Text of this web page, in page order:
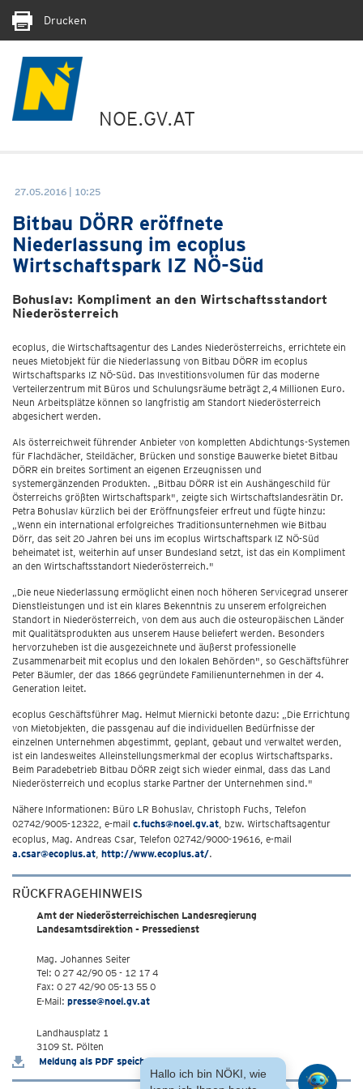
Drucken
NOE.GV.AT
27.05.2016 | 10:25
Bitbau DÖRR eröffnete
Niederlassung im ecoplus
Wirtschaftspark IZ NÖ-Süd
Bohuslav: Kompliment an den Wirtschaftsstandort
Niederösterreich
ecoplus, die Wirtschaftsagentur des Landes Niederösterreichs, errichtete ein
neues Mietobjekt für die Niederlassung von Bitbau DÖRR im ecoplus
Wirtschaftsparks IZ NÖ-Süd. Das Investitionsvolumen für das moderne
Verteilerzentrum mit Büros und Schulungsräume beträgt 2,4 Millionen Euro.
Neun Arbeitsplätze können so langfristig am Standort Niederösterreich
abgesichert werden.
Als österreichweit führender Anbieter von kompletten Abdichtungs-Systemen
für Flachdächer, Steildächer, Brücken und sonstige Bauwerke bietet Bitbau
DÖRR ein breites Sortiment an eigenen Erzeugnissen und
systemergänzenden Produkten. „Bitbau DÖRR ist ein Aushängeschild für
Österreichs größten Wirtschaftspark", zeigte sich Wirtschaftslandesrätin Dr.
Petra Bohuslav kürzlich bei der Eröffnungsfeier erfreut und fügte hinzu:
„Wenn ein international erfolgreiches Traditionsunternehmen wie Bitbau
Dörr, das seit 20 Jahren bei uns im ecoplus Wirtschaftspark IZ NÖ-Süd
beheimatet ist, weiterhin auf unser Bundesland setzt, ist das ein Kompliment
an den Wirtschaftsstandort Niederösterreich."
„Die neue Niederlassung ermöglicht einen noch höheren Servicegrad unserer
Dienstleistungen und ist ein klares Bekenntnis zu unserem erfolgreichen
Standort in Niederösterreich, von dem aus auch die osteuropäischen Länder
mit Qualitätsprodukten aus unserem Hause beliefert werden. Besonders
hervorzuheben ist die ausgezeichnete und äußerst professionelle
Zusammenarbeit mit ecoplus und den lokalen Behörden", so Geschäftsführer
Peter Bäumler, der das 1866 gegründete Familienunternehmen in der 4.
Generation leitet.
ecoplus Geschäftsführer Mag. Helmut Miernicki betonte dazu: „Die Errichtung
von Mietobjekten, die passgenau auf die individuellen Bedürfnisse der
einzelnen Unternehmen abgestimmt, geplant, gebaut und verwaltet werden,
ist ein landesweites Alleinstellungsmerkmal der ecoplus Wirtschaftsparks.
Beim Paradebetrieb Bitbau DÖRR zeigt sich wieder einmal, dass das Land
Niederösterreich und ecoplus starke Partner der Unternehmen sind."
Nähere Informationen: Büro LR Bohuslav, Christoph Fuchs, Telefon
02742/9005-12322, e-mail c.fuchs@noel.gv.at, bzw. Wirtschaftsagentur
ecoplus, Mag. Andreas Csar, Telefon 02742/9000-19616, e-mail
a.csar@ecoplus.at, http://www.ecoplus.at/.
RÜCKFRAGEHINWEIS
Amt der Niederösterreichischen Landesregierung
Landesamtsdirektion - Pressedienst
Mag. Johannes Seiter
Tel: 0 27 42/90 05 - 12 17 4
Fax: 0 27 42/90 05-13 55 0
E-Mail: presse@noel.gv.at
Landhausplatz 1
3109 St. Pölten
Meldung als PDF speichern
Hallo ich bin NÖKI, wie